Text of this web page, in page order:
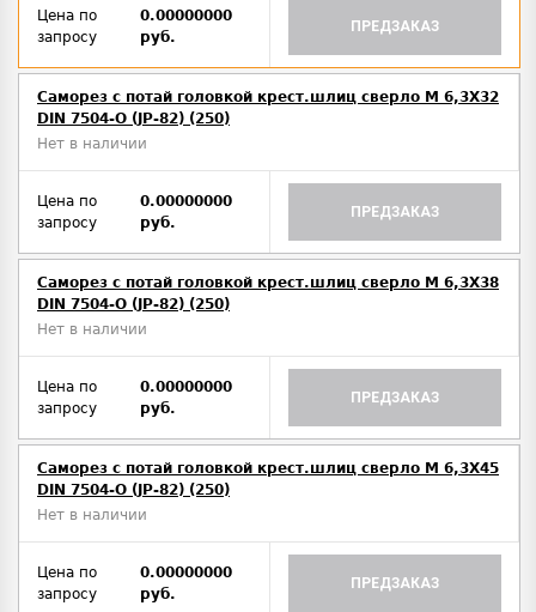
Цена по
запросу
0.00000000
руб.
ПРЕДЗАКАЗ
Саморез с потай головкой крест.шлиц сверло М 6,3Х32
DIN 7504-O (JP-82) (250)
Нет в наличии
Цена по
запросу
0.00000000
руб.
ПРЕДЗАКАЗ
Саморез с потай головкой крест.шлиц сверло М 6,3Х38
DIN 7504-O (JP-82) (250)
Нет в наличии
Цена по
запросу
0.00000000
руб.
ПРЕДЗАКАЗ
Саморез с потай головкой крест.шлиц сверло М 6,3Х45
DIN 7504-O (JP-82) (250)
Нет в наличии
Цена по
запросу
0.00000000
руб.
ПРЕДЗАКАЗ